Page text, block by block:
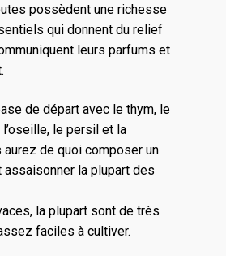
possèdent une richesse
qui donnent du relief
leurs parfums et
de départ avec le thym, le
l’oseille, le persil et la
de quoi composer un
assaisonner la plupart des
la plupart sont de très
faciles à cultiver.